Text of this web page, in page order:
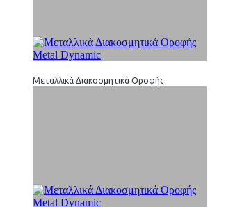
Μεταλλικά Διακοσμητικά Οροφής